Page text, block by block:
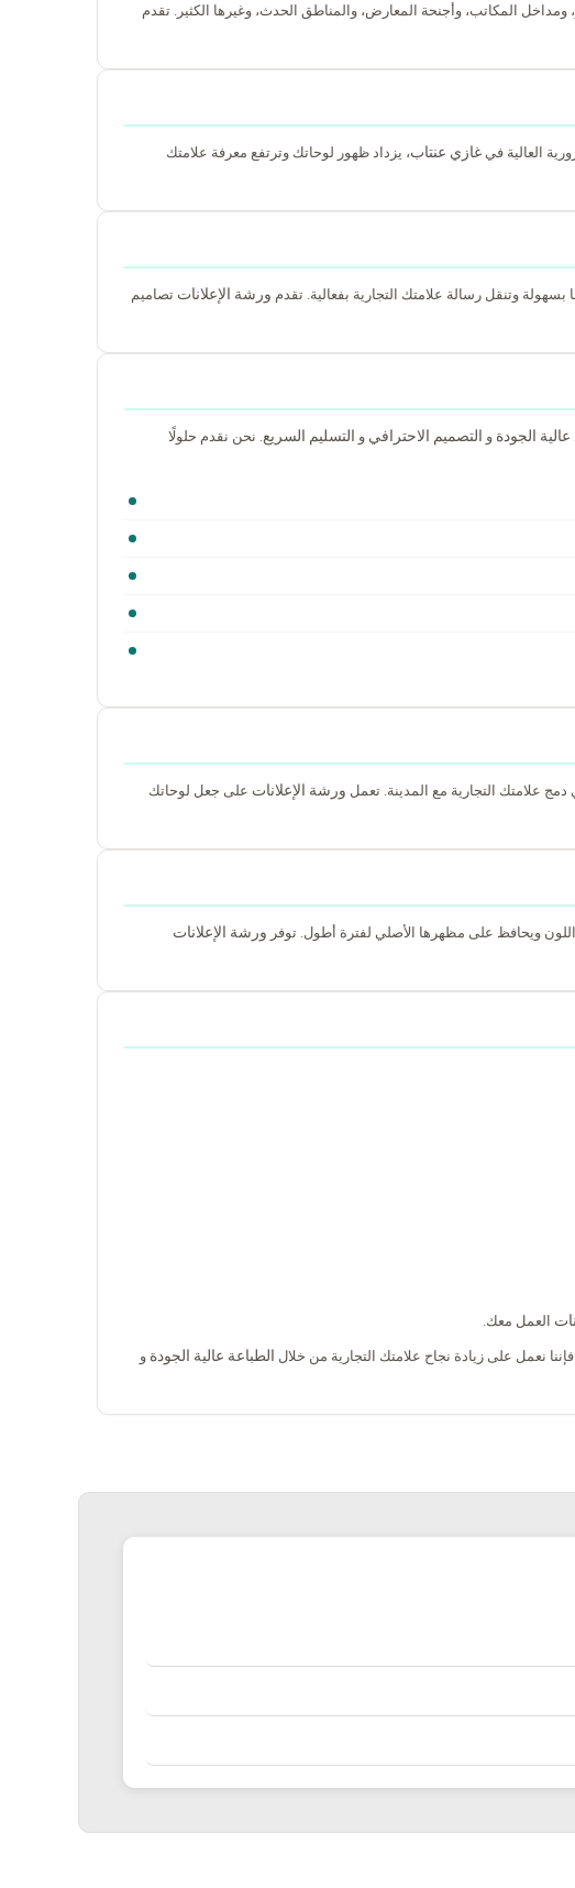
المكاتب، وأجنحة المعارض، والمناطق الحدث، وغيرها الكثير. تقدم
العالية في غازي عنتاب، يزداد ظهور لوحاتك وترتفع معرفة علامتك
بسهولة وتنقل رسالة علامتك التجارية بفعالية. تقدم ورشة الإعلانات تصاميم
عالية الجودة و التصميم الاحترافي و التسليم السريع . نحن نقدم حلولًا
علامتك التجارية مع المدينة. تعمل ورشة الإعلانات على جعل لوحاتك
اللون ويحافظ على مظهرها الأصلي لفترة أطول. توفر ورشة الإعلانات
العمل معك.
فإننا نعمل على زيادة نجاح علامتك التجارية من خلال الطباعة عالية الجودة و